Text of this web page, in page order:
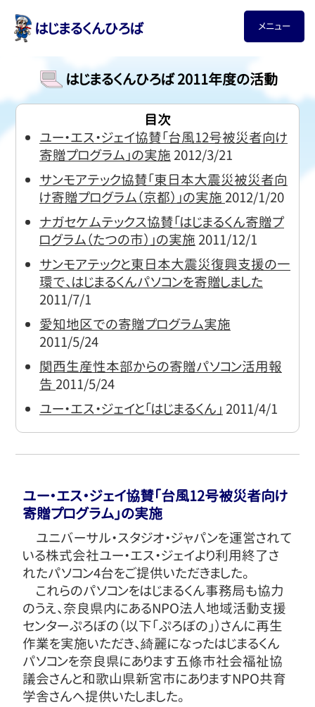
はじまるくんひろば メニュー
はじまるくんひろば 2011年度の活動
目次
ユー・エス・ジェイ協賛「台風12号被災者向け
寄贈プログラム」の実施 2012/3/21
サンモアテック協賛「東日本大震災被災者向
け寄贈プログラム（京都）」の実施 2012/1/20
ナガセケムテックス協賛「はじまるくん寄贈プ
ログラム（たつの市）」の実施 2011/12/1
サンモアテックと東日本大震災復興支援の一
環で、はじまるくんパソコンを寄贈しました
2011/7/1
愛知地区での寄贈プログラム実施
2011/5/24
関西生産性本部からの寄贈パソコン活用報
告 2011/5/24
ユー・エス・ジェイと「はじまるくん」 2011/4/1
ユー・エス・ジェイ協賛「台風12号被災者向け
寄贈プログラム」の実施
ユニバーサル・スタジオ・ジャパンを運営されて
いる株式会社ユー・エス・ジェイより利用終了さ
れたパソコン4台をご提供いただきました。
これらのパソコンをはじまるくん事務局も協力
のうえ、奈良県内にあるNPO法人地域活動支援
センターぷろぼの（以下「ぷろぼの」）さんに再生
作業を実施いただき、綺麗になったはじまるくん
パソコンを奈良県にあります五條市社会福祉協
議会さんと和歌山県新宮市にありますNPO共育
学舎さんへ提供いたしました。